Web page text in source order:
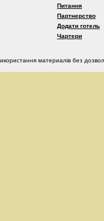
Питання
Партнерство
Додати готель
Чартери
материалів без